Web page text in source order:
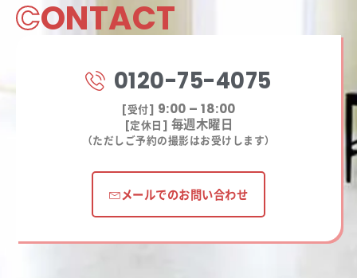
CONTACT
0120-75-4075
[受付] 9:00 – 18:00
[定休日] 毎週木曜日
（ただしご予約の撮影はお受けします）
メールでのお問い合わせ